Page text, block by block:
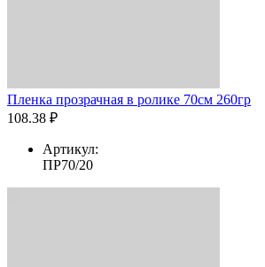
Пленка прозрачная в ролике 70см 260гр
108.38 ₽
Артикул:
ПР70/20